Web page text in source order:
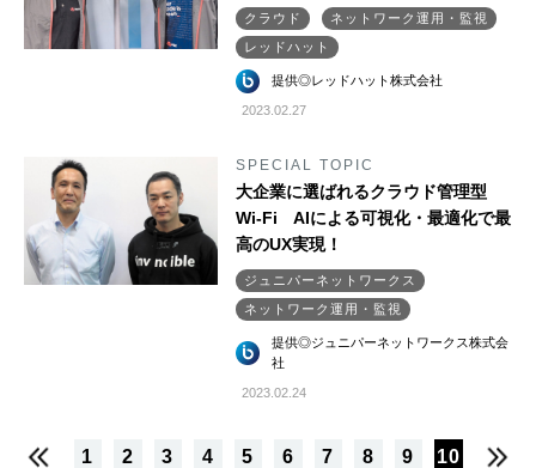
クラウド
ネットワーク運用・監視
レッドハット
提供◎レッドハット株式会社
2023.02.27
SPECIAL TOPIC
大企業に選ばれるクラウド管理型
Wi-Fi AIによる可視化・最適化で最
高のUX実現！
ジュニパーネットワークス
ネットワーク運用・監視
提供◎ジュニパーネットワークス株式会
社
2023.02.24
1 2 3 4 5 6 7 8 9 10